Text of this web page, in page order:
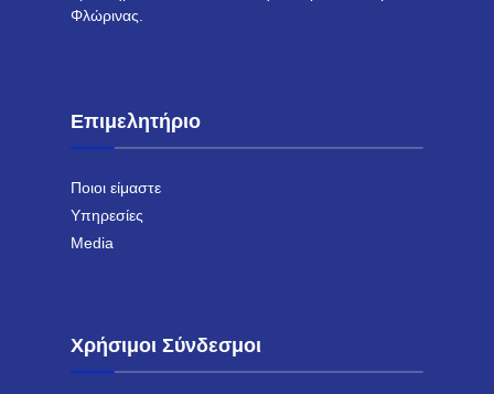
Φλώρινας.
Επιμελητήριο
Ποιοι είμαστε
Υπηρεσίες
Media
Χρήσιμοι Σύνδεσμοι